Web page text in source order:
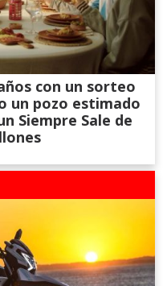
con un sorteo
un pozo estimado
Siempre Sale de